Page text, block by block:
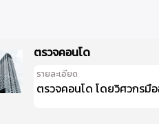
ตรวจคอนโด
รายละเอียด
ตรวจคอนโด โดยวิศวกรมื